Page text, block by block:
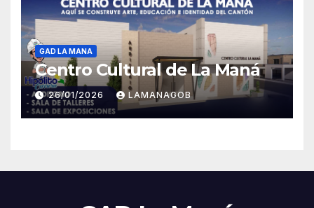
GAD LA MANA
Centro Cultural de La Maná
26/01/2026 LAMANAGOB